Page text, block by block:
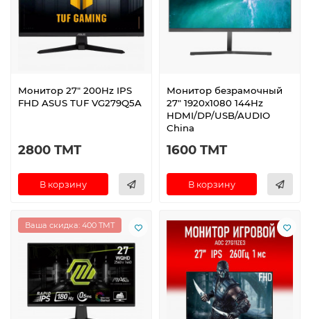
Монитор 27" 200Hz IPS
FHD ASUS TUF VG279Q5A
2800 TMT
В корзину
Монитор безрамочный
27" 1920x1080 144Hz
HDMI/DP/USB/AUDIO
China
1600 TMT
В корзину
Ваша скидка: 400 TMT